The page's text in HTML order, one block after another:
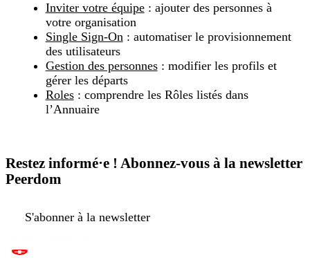
Inviter votre équipe: ajouter des personnes à
votre organisation
Single Sign-On: automatiser le provisionnement
des utilisateurs
Gestion des personnes: modifier les profils et
gérer les départs
Roles: comprendre les Rôles listés dans
l’Annuaire
Restez informé·e ! Abonnez-vous à la newsletter
Peerdom
S'abonner à la newsletter